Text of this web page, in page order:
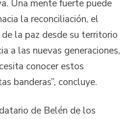
Una mente fuerte puede
la reconciliación, el
la paz desde su territorio
a las nuevas generaciones,
conocer estos
banderas”, concluye.
de Belén de los